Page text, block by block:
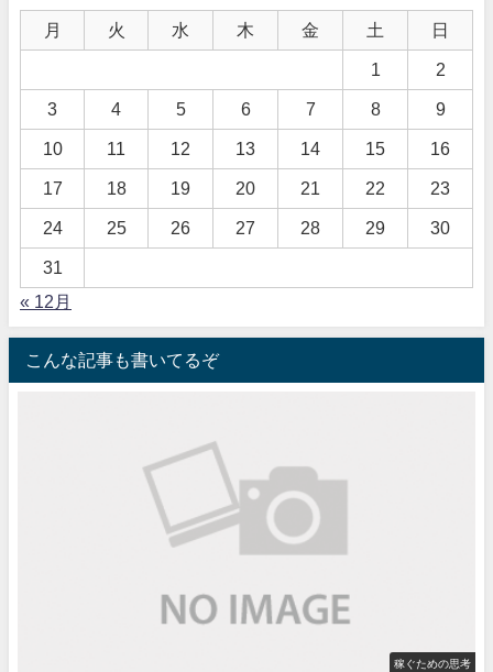
月 火 水 木 金 土 日
1 2
3 4 5 6 7 8 9
10 11 12 13 14 15 16
17 18 19 20 21 22 23
24 25 26 27 28 29 30
31
« 12月
こんな記事も書いてるぞ
稼ぐための思考